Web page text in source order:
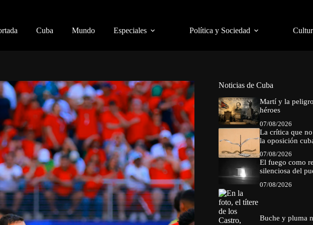
Cuba Mundo Especiales Política y Sociedad
Noticias de Cuba
Martí y la
héroes
07/08/2026
La crítica que
la oposición
07/08/2026
El fuego como
silenciosa del
07/08/2026
Buche y pluma